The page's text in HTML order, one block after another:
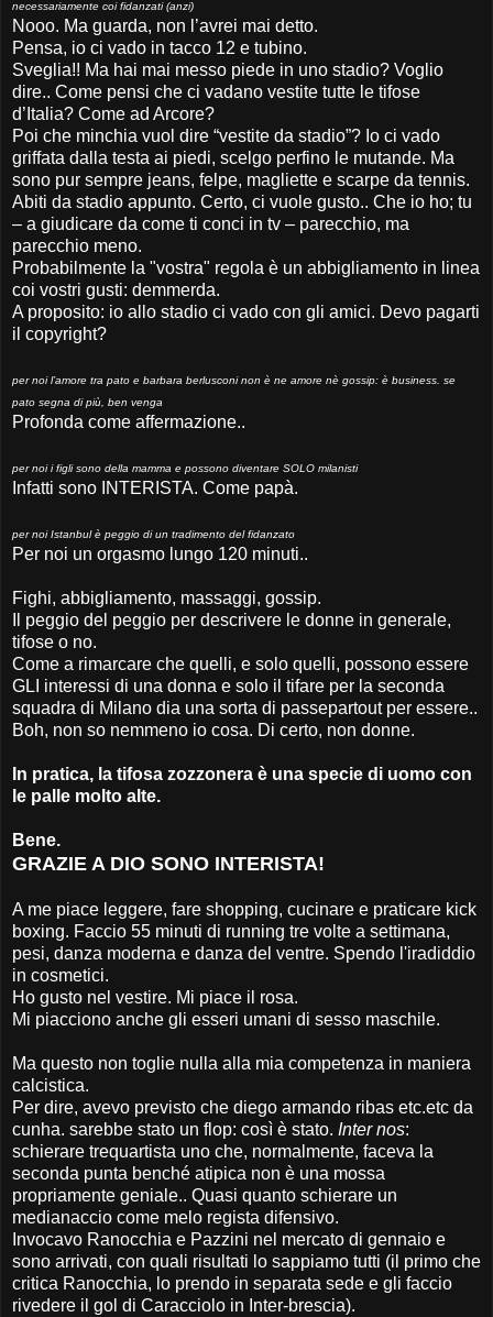
necessariamente coi fidanzati (anzi)
Nooo. Ma guarda, non l’avrei mai detto.
Pensa, io ci vado in tacco 12 e tubino.
Sveglia!! Ma hai mai messo piede in uno stadio? Voglio
dire.. Come pensi che ci vadano vestite tutte le tifose
d’Italia? Come ad Arcore?
Poi che minchia vuol dire “vestite da stadio”? Io ci vado
griffata dalla testa ai piedi, scelgo perfino le mutande. Ma
sono pur sempre jeans, felpe, magliette e scarpe da tennis.
Abiti da stadio appunto. Certo, ci vuole gusto.. Che io ho; tu
– a giudicare da come ti conci in tv – parecchio, ma
parecchio meno.
Probabilmente la "vostra" regola è un abbigliamento in linea
coi vostri gusti: demmerda.
A proposito: io allo stadio ci vado con gli amici. Devo pagarti
il copyright?
per noi l’amore tra pato e barbara berlusconi non è ne amore nè gossip: è business. se
pato segna di più, ben venga
Profonda come affermazione..
per noi i figli sono della mamma e possono diventare SOLO milanisti
Infatti sono INTERISTA. Come papà.
per noi Istanbul è peggio di un tradimento del fidanzato
Per noi un orgasmo lungo 120 minuti..
Fighi, abbigliamento, massaggi, gossip.
Il peggio del peggio per descrivere le donne in generale,
tifose o no.
Come a rimarcare che quelli, e solo quelli, possono essere
GLI interessi di una donna e solo il tifare per la seconda
squadra di Milano dia una sorta di passepartout per essere..
Boh, non so nemmeno io cosa. Di certo, non donne.
In pratica, la tifosa zozzonera è una specie di uomo con
le palle molto alte.
Bene.
GRAZIE A DIO SONO INTERISTA!
A me piace leggere, fare shopping, cucinare e praticare kick
boxing. Faccio 55 minuti di running tre volte a settimana,
pesi, danza moderna e danza del ventre. Spendo l'iradiddio
in cosmetici.
Ho gusto nel vestire. Mi piace il rosa.
Mi piacciono anche gli esseri umani di sesso maschile.
Ma questo non toglie nulla alla mia competenza in maniera
calcistica.
Per dire, avevo previsto che diego armando ribas etc.etc da
cunha. sarebbe stato un flop: così è stato. Inter nos:
schierare trequartista uno che, normalmente, faceva la
seconda punta benché atipica non è una mossa
propriamente geniale.. Quasi quanto schierare un
medianaccio come melo regista difensivo.
Invocavo Ranocchia e Pazzini nel mercato di gennaio e
sono arrivati, con quali risultati lo sappiamo tutti (il primo che
critica Ranocchia, lo prendo in separata sede e gli faccio
rivedere il gol di Caracciolo in Inter-brescia).